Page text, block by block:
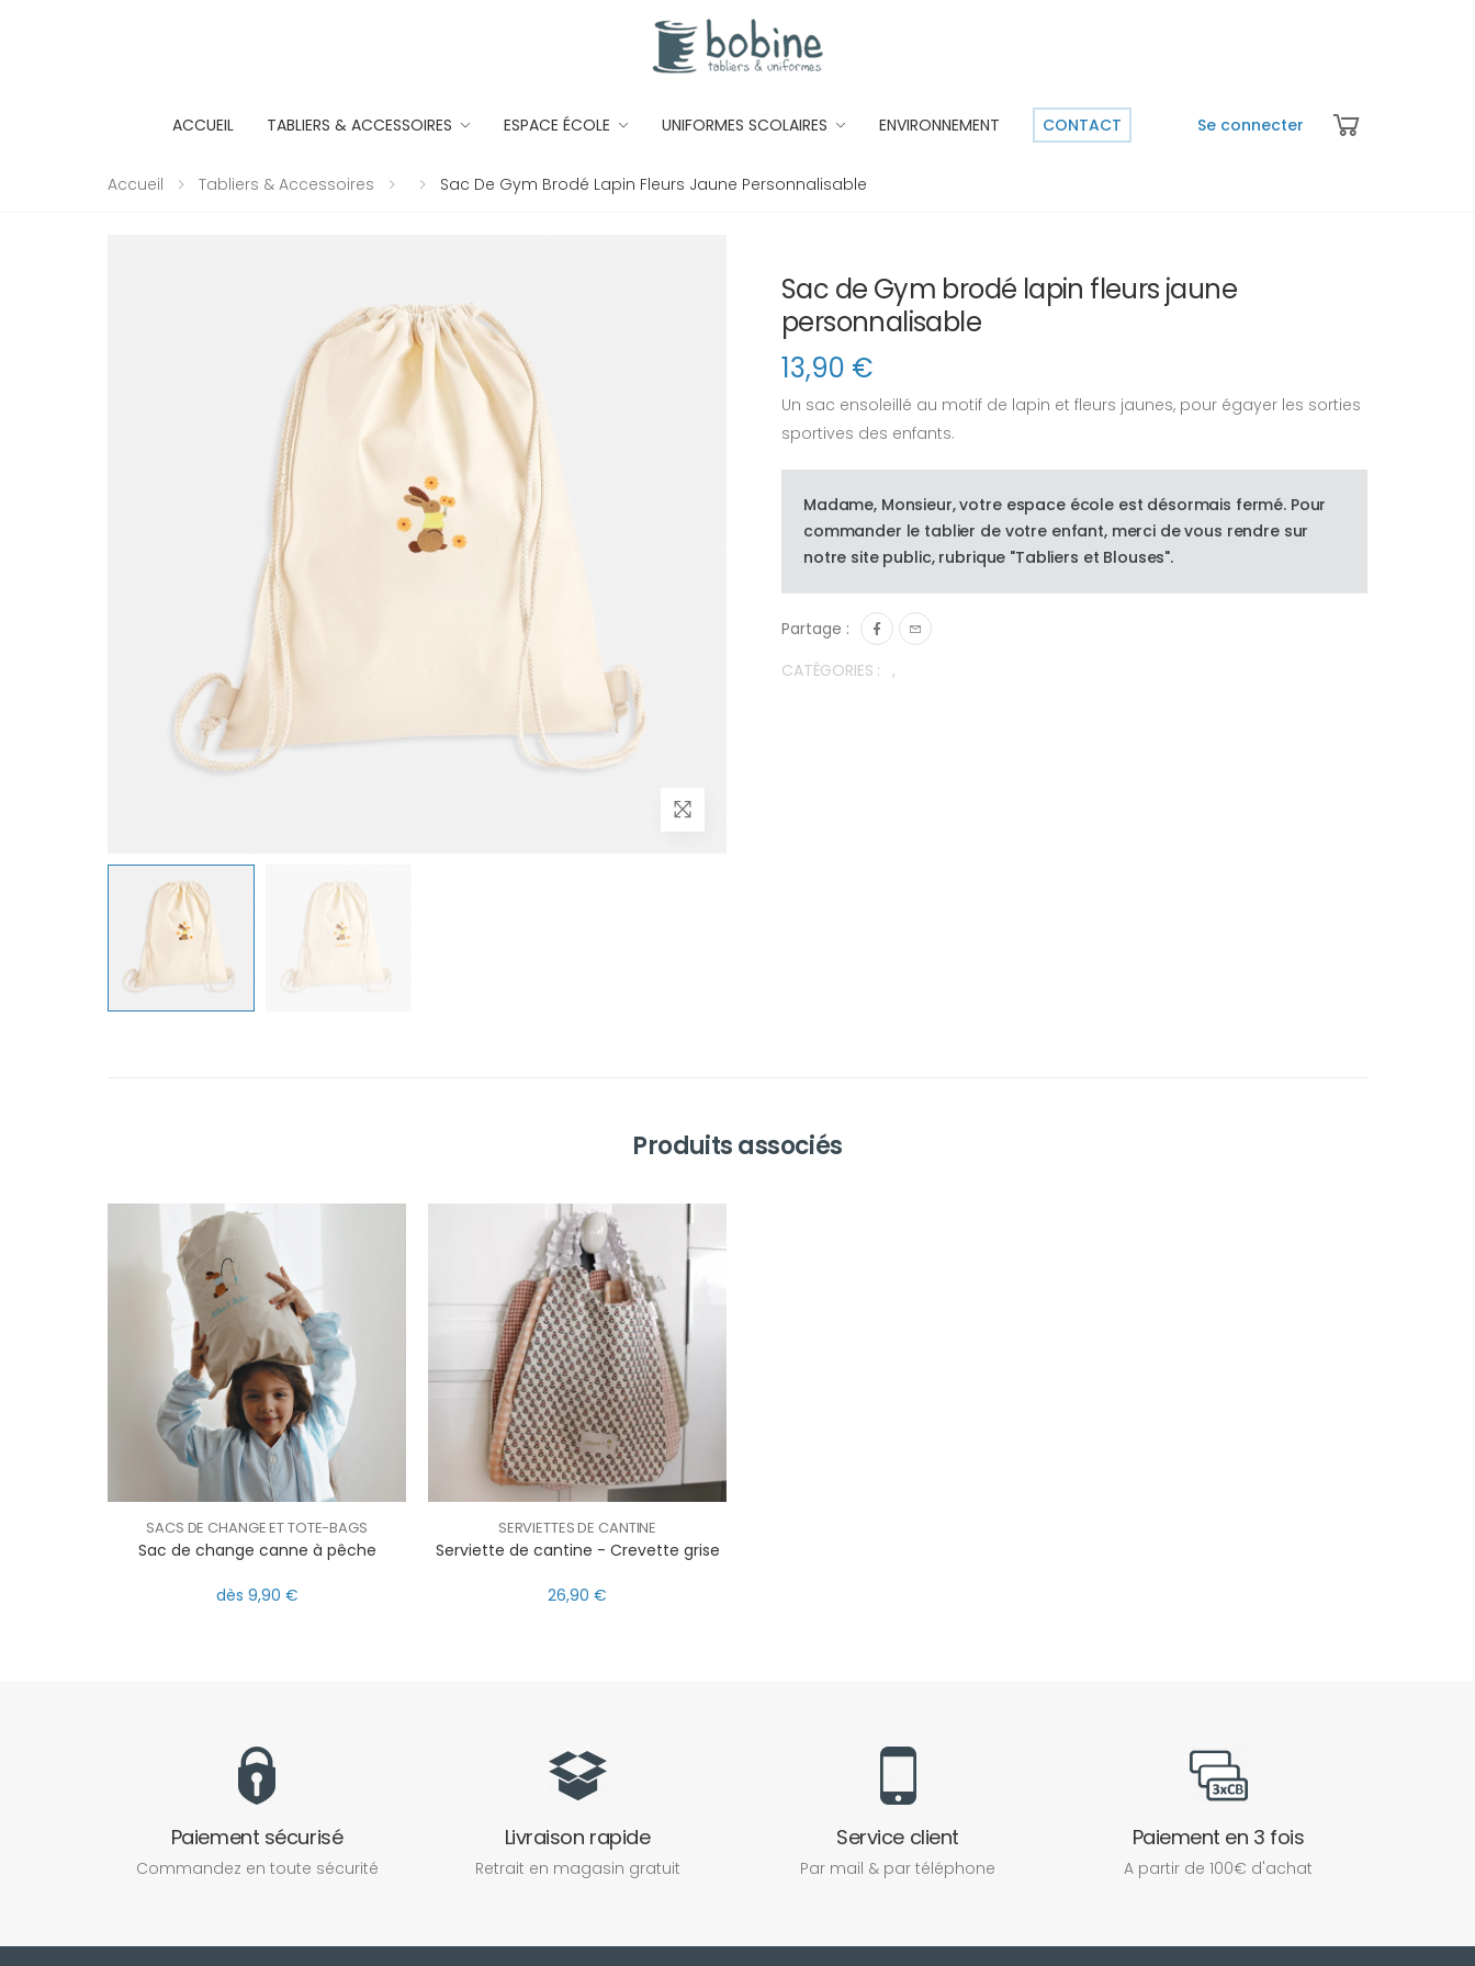
ACCUEIL TABLIERS & ACCESSOIRES ESPACE ÉCOLE UNIFORMES SCOLAIRES ENVIRONNEMENT CONTACT Se connecter
Accueil Tabliers & Accessoires Sac De Gym Brodé Lapin Fleurs Jaune Personnalisable
Sac de Gym brodé lapin fleurs jaune
personnalisable
13,90 €
Un sac ensoleillé au motif de lapin et fleurs jaunes, pour égayer les sorties
sportives des enfants.
Madame, Monsieur, votre espace école est désormais fermé. Pour
commander le tablier de votre enfant, merci de vous rendre sur
notre site public, rubrique "Tabliers et Blouses".
Partage :
CATÉGORIES :
,
Produits associés
SACS DE CHANGE ET TOTE-BAGS
Sac de change canne à pêche
dès 9,90 €
SERVIETTES DE CANTINE
Serviette de cantine - Crevette grise
26,90 €
Paiement sécurisé
Commandez en toute sécurité
Livraison rapide
Retrait en magasin gratuit
Service client
Par mail & par téléphone
Paiement en 3 fois
A partir de 100€ d'achat